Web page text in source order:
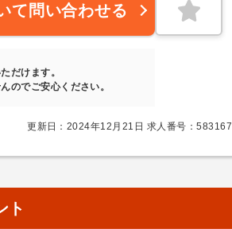
て問い合わせる
だけます。
のでご安心ください。
更新日：2024年12月21日 求人番号：583167
ト